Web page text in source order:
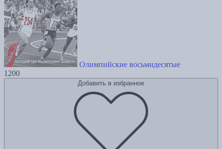
Олимпийские восьмидесятые
1200
Добавить в избранное